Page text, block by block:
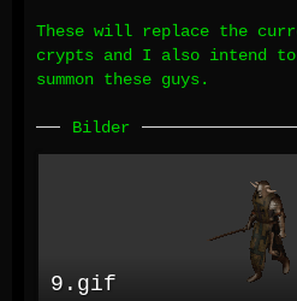
These will replace the
crypts and I also intend to
summon these guys.
Bilder
9.gif